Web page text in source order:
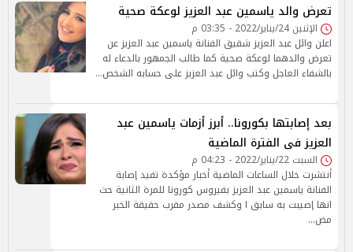
تعرض والد ياسمين عبد العزيز لوعكة صحية
الإثنين 24/يناير/2022 - 03:35 م
اعلن وائل عبد العزيز شقيق الفنانة ياسمين عبد العزيز عن
تعرض والدهما لوعكة صحية كما طالب الجمهور بالدعاء له
بالشفاء العاجل وكتب وائل عبد العزيز على حسابه الشخص…
بعد إصابتها بكورونا.. أبرز أزمات ياسمين عبد
العزيز فى الفترة الماضية
السبت 22/يناير/2022 - 04:23 م
أنتشرت خلال الساعات الماضية أخبار مؤكدة تفيد إصابة
الفنانة ياسمين عبد العزيز بفيروس كورونا للمرة الثانية حث
انها إصيبت به سابق ا وكشف مصدر مقرب حقيقة الخبر
مض…